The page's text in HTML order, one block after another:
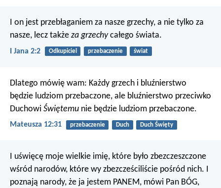
I on jest przebłaganiem za nasze grzechy, a nie tylko za
nasze, lecz także za grzechycałego świata.
I Jana 2:2 Odkupiciel przebaczenie świat
Dlatego mówię wam: Każdy grzech i bluźnierstwo
będzie ludziom przebaczone, ale bluźnierstwo przeciwko
Duchowi Świętemu nie będzie ludziom przebaczone.
Mateusza 12:31 przebaczenie Duch Duch Święty
I uświęcę moje wielkie imię, które było zbezczeszczone
wśród narodów, które wy zbezcześciliście pośród nich. I
poznają narody, że ja jestem PANEM, mówi Pan BÓG,